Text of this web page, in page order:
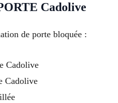
Cadolive
de porte bloquée :
Cadolive
Cadolive